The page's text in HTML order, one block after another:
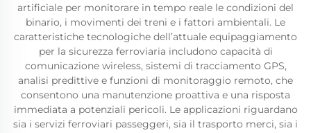
artificiale per monitorare in tempo reale le condizioni del
binario, i movimenti dei treni e i fattori ambientali. Le
caratteristiche tecnologiche dell’attuale equipaggiamento
per la sicurezza ferroviaria includono capacità di
comunicazione wireless, sistemi di tracciamento GPS,
analisi predittive e funzioni di monitoraggio remoto, che
consentono una manutenzione proattiva e una risposta
immediata a potenziali pericoli. Le applicazioni riguardano
sia i servizi ferroviari passeggeri, sia il trasporto merci, sia i